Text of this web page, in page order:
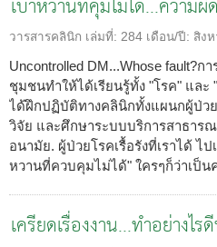
เบาหวานที่คุมไม่ได้...ความผิ
วารสารคลินิก เล่มที่: 284 เดือน/ปี: สิง
Uncontrolled DM...Whose fault?ก
ชุมชนทำให้ได้เรียนรู้ทั้ง "โรค" และ
ได้ฝึกปฏิบัติทางคลินิกทั้งแผนกผู้ป่ว
วิจัย และศึกษาระบบบริการสาธาร
อนามัย. ผู้ป่วยโรคเรื้อรังที่เราได้ ไ
หวานที่ควบคุมไม่ได้" ใครๆก็ว่าเป็น
เครียดเรื่องงาน...ทำอย่างไ